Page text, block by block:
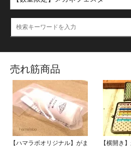
売れ筋商品
【ハマラボオリジナル】がま
【横開き